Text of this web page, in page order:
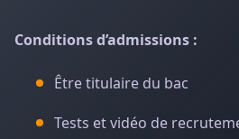
Conditions d’admissions :
Être titulaire du bac
Tests et vidéo de